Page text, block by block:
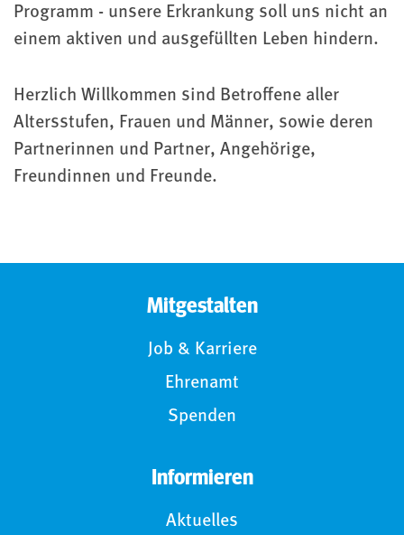
Programm - unsere Erkrankung soll uns nicht an
einem aktiven und ausgefüllten Leben hindern.
Herzlich Willkommen sind Betroffene aller
Altersstufen, Frauen und Männer, sowie deren
Partnerinnen und Partner, Angehörige,
Freundinnen und Freunde.
Mitgestalten
Job & Karriere
Ehrenamt
Spenden
Informieren
Aktuelles